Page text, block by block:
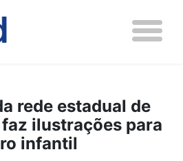
rede estadual de
ilustrações para
infantil